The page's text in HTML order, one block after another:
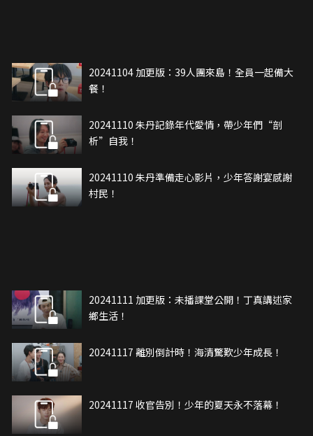
20241104 加更版：39人團來島！全員一起備大
餐！
20241110 朱丹記錄年代愛情，帶少年們“剖
析”自我！
20241110 朱丹準備走心影片，少年答謝宴感謝
村民！
20241111 加更版：未播課堂公開！丁真講述家
鄉生活！
20241117 離別倒計時！海清驚歎少年成長！
20241117 收官告別！少年的夏天永不落幕！